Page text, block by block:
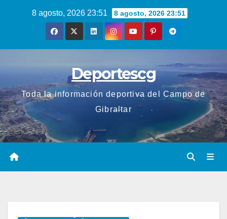
8 agosto, 2026 23:51 8 agosto, 2026 23:51
Deportescg
Toda la información deportiva del Campo de
Gibraltar